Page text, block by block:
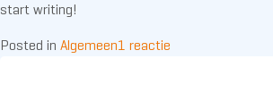
start writing!
Posted in Algemeen1 reactie